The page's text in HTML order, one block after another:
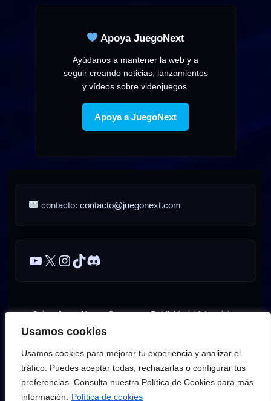
Usamos cookies
Usamos cookies para mejorar tu experiencia y analizar el
tráfico. Puedes aceptar todas, rechazarlas o configurar tus
preferencias. Consulta nuestra Política de Cookies para más
información.
Política de cookies
Apoya JuegoNext
Ayúdanos a mantener la web y a
seguir creando noticias, lanzamientos
y vídeos sobre videojuegos.
Apoya a JuegoNext
contacto:contacto@juegonext.com
YouTube
X Instagram
TikTok
Discord
Sobre JuegoNext Contacto Publicidad / Advertising
AVISO LEGAL – JuegoNext
Política de privacidad de JuegoNext Política de cookies
© 2025–2026 JuegoNext.Todos los derechos reservados.